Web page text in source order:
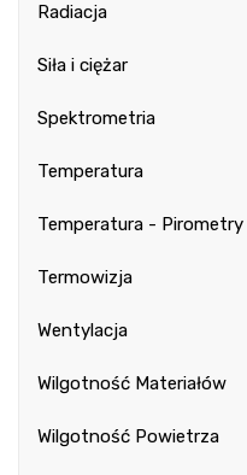
Radiacja
Siła i ciężar
Spektrometria
Temperatura
Temperatura - Pirometry
Termowizja
Wentylacja
Wilgotność Materiałów
Wilgotność Powietrza